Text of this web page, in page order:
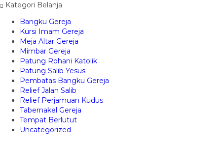
Kategori Belanja
Bangku Gereja
Kursi Imam Gereja
Meja Altar Gereja
Mimbar Gereja
Patung Rohani Katolik
Patung Salib Yesus
Pembatas Bangku Gereja
Relief Jalan Salib
Relief Perjamuan Kudus
Tabernakel Gereja
Tempat Berlutut
Uncategorized